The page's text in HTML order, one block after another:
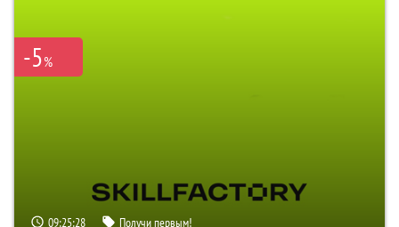
-5%
09:25:27 Получи первым!